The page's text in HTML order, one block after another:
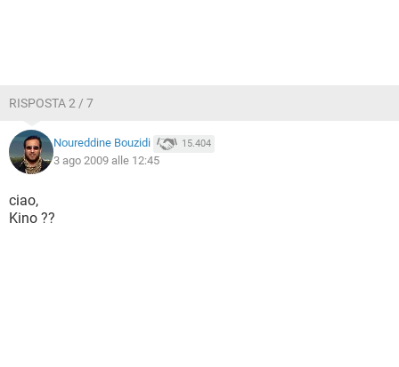
RISPOSTA 2 / 7
Noureddine Bouzidi 15.404
3 ago 2009 alle 12:45
ciao,
Kino ??